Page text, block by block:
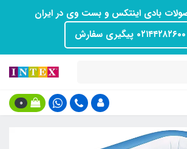
بادی اینتکس و بست وی در ایران
۰۲۱۴۴۲۸۲۶۰۰ پیگیری سفارش
0